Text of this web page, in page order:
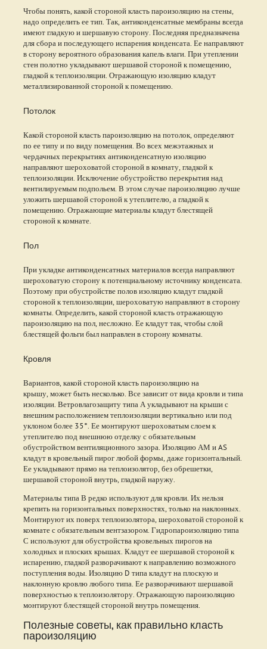
Чтобы понять, какой стороной класть пароизоляцию на стены,
надо определить ее тип. Так, антиконденсатные мембраны всегда
имеют гладкую и шершавую сторону. Последняя предназначена
для сбора и последующего испарения конденсата. Ее направляют
в сторону вероятного образования капель влаги. При утеплении
стен полотно укладывают шершавой стороной к помещению,
гладкой к теплоизоляции. Отражающую изоляцию кладут
металлизированной стороной к помещению.
Потолок
Какой стороной класть пароизоляцию на потолок, определяют
по ее типу и по виду помещения. Во всех межэтажных и
чердачных перекрытиях антиконденсатную изоляцию
направляют шероховатой стороной в комнату, гладкой к
теплоизоляции. Исключение обустройство перекрытия над
вентилируемым подпольем. В этом случае пароизоляцию лучше
уложить шершавой стороной к утеплителю, а гладкой к
помещению. Отражающие материалы кладут блестящей
стороной к комнате.
Пол
При укладке антиконденсатных материалов всегда направляют
шероховатую сторону к потенциальному источнику конденсата.
Поэтому при обустройстве полов изоляцию кладут гладкой
стороной к теплоизоляции, шероховатую направляют в сторону
комнаты. Определить, какой стороной класть отражающую
пароизоляцию на пол, несложно. Ее кладут так, чтобы слой
блестящей фольги был направлен в сторону комнаты.
Кровля
Вариантов, какой стороной класть пароизоляцию на
крышу, может быть несколько. Все зависит от вида кровли и типа
изоляции. Ветровлагозащиту типа А укладывают на крыши с
внешним расположением теплоизоляции вертикально или под
уклоном более 35°. Ее монтируют шероховатым слоем к
утеплителю под внешнюю отделку с обязательным
обустройством вентиляционного зазора. Изоляцию АМ и AS
кладут в кровельный пирог любой формы, даже горизонтальный.
Ее укладывают прямо на теплоизолятор, без обрешетки,
шершавой стороной внутрь, гладкой наружу.
Материалы типа В редко используют для кровли. Их нельзя
крепить на горизонтальных поверхностях, только на наклонных.
Монтируют их поверх теплоизолятора, шероховатой стороной к
комнате с обязательным вентзазором. Гидропароизоляцию типа
С используют для обустройства кровельных пирогов на
холодных и плоских крышах. Кладут ее шершавой стороной к
испарению, гладкой разворачивают к направлению возможного
поступления воды. Изоляцию D типа кладут на плоскую и
наклонную кровлю любого типа. Ее разворачивают шершавой
поверхностью к теплоизолятору. Отражающую пароизоляцию
монтируют блестящей стороной внутрь помещения.
Полезные советы, как правильно класть
пароизоляцию